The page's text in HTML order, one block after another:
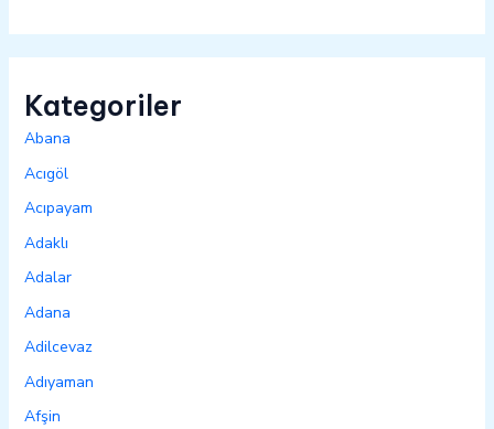
Kategoriler
Abana
Acıgöl
Acıpayam
Adaklı
Adalar
Adana
Adilcevaz
Adıyaman
Afşin